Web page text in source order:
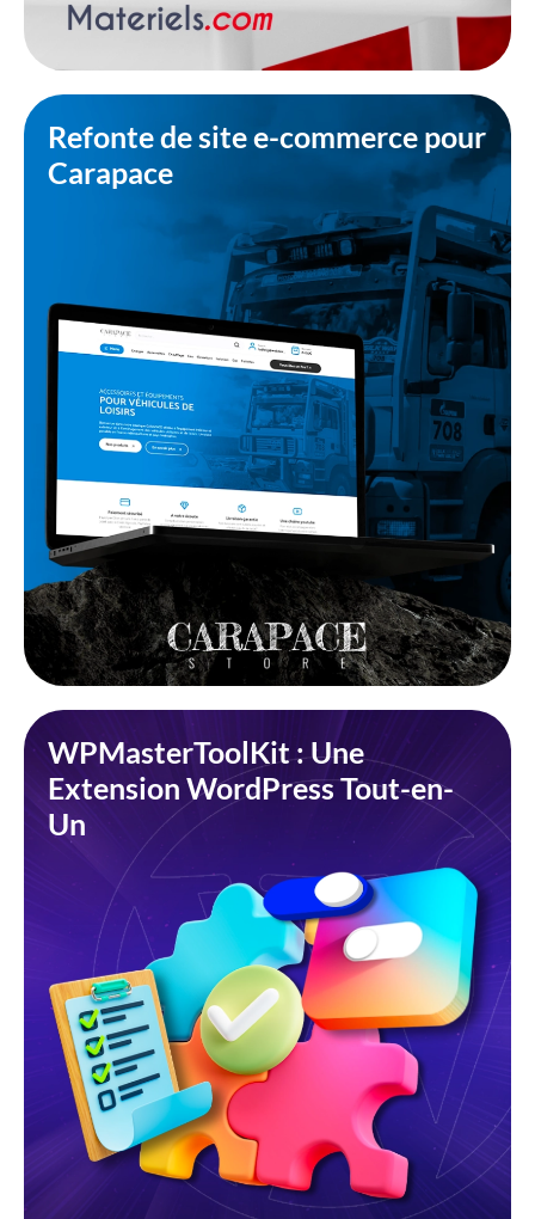
Refonte de site e-commerce pour
Carapace
WPMasterToolKit : Une
Extension WordPress Tout-en-
Un